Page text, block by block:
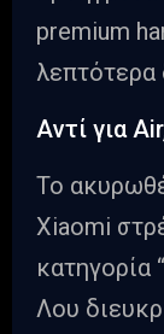
premium
λεπτότερα
Αντί για
Το
Xiaomi
κατηγορία
Λου